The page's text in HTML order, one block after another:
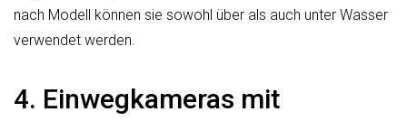
nach Modell können sie sowohl über als auch unter Wasser
verwendet werden.
4. Einwegkameras mit